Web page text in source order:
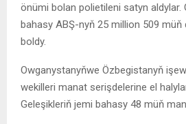
önümi bolan polietileni satyn aldylar.
bahasy ABŞ-nyň 25 million 509
boldy.
Owganystanyňwe Özbegistanyň
wekilleri manat serişdelerine el
Geleşikleriň jemi bahasy 48 müň